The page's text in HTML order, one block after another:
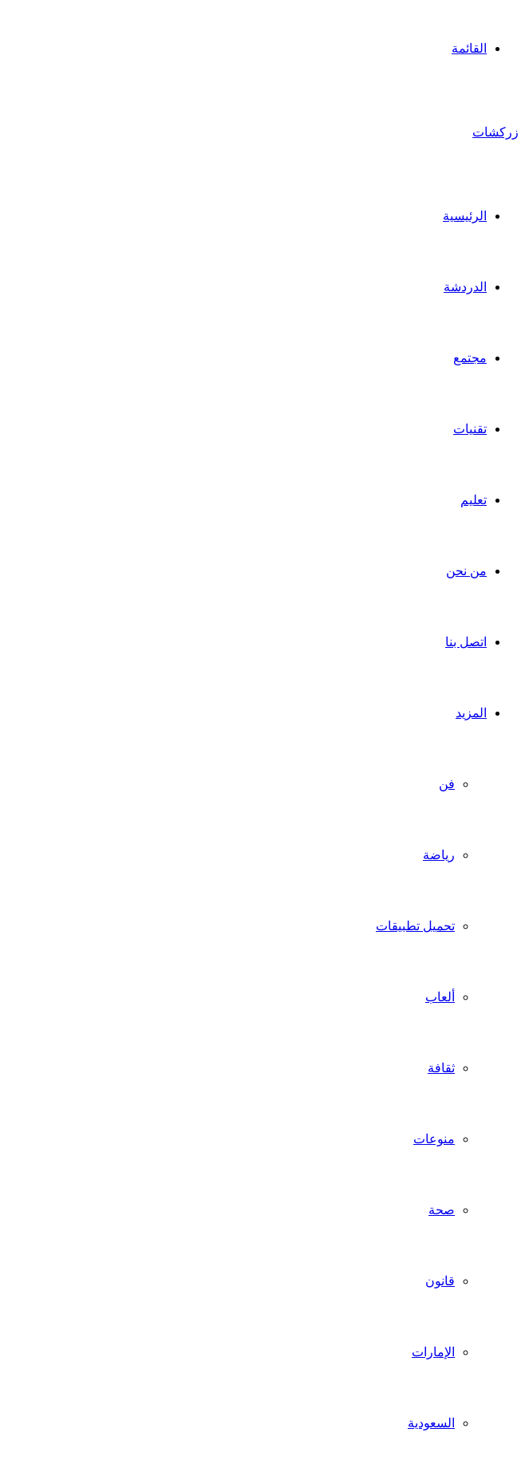
القائمة
زركشات
الرئيسية
الدردشة
مجتمع
تقنيات
تعليم
من نحن
اتصل بنا
المزيد
فن
رياضة
تحميل تطبيقات
ألعاب
ثقافة
منوعات
صحة
قانون
الإمارات
السعودية